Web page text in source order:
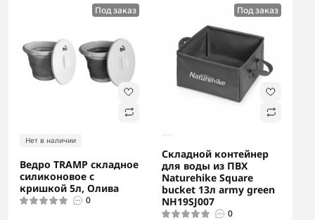
Под заказ
Нет в наличии
Ведро TRAMP складное
силиконовое с
кришкой 5л, Олива
0
Под заказ
Складной контейнер
для воды из ПВХ
Naturehike Square
bucket 13л army green
NH19SJ007
0